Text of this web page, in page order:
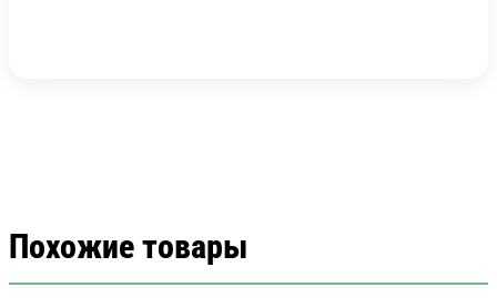
Похожие товары